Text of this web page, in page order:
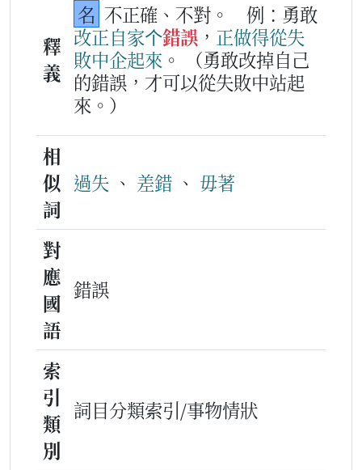
釋
義
名 不正確、不對。
例：勇敢
改正自家个錯誤 ， 正做得從失
敗中企起來 。
（勇敢改掉自己
的錯誤，才可以從失敗中站起
來。）
相
似
詞
過失 、 差錯 、 毋著
對
應
國
語
錯誤
索
引
類
別
詞目分類索引/事物情狀